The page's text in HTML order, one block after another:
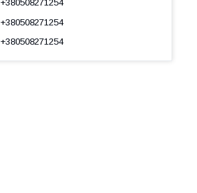
+380508271254
+380508271254
+380508271254